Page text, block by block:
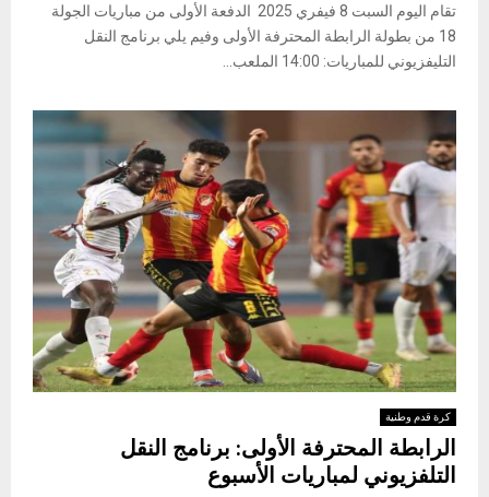
تقام اليوم السبت 8 فيفري 2025 الدفعة الأولى من مباريات الجولة
18 من بطولة الرابطة المحترفة الأولى وفيم يلي برنامج النقل
التليفزيوني للمباريات: 14:00 الملعب...
كرة قدم وطنية
الرابطة المحترفة الأولى: برنامج النقل
التلفزيوني لمباريات الأسبوع